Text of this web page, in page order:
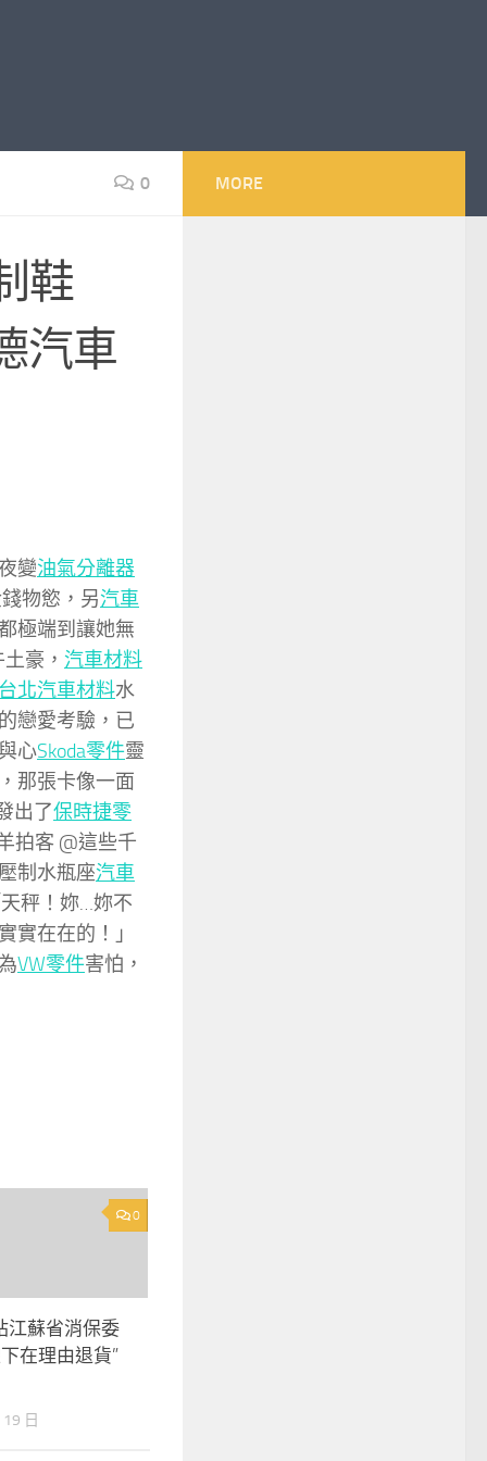
0
鞋
汽車
變油氣分離器
物慾，另汽車
極端到讓她無
豪， 汽車材料
台北汽車材料水
戀愛考驗，已
心Skoda零件靈
那張卡像一面
出了保時捷零
拍客 @這些千
制水瓶座汽車
秤！妳…妳不
實在在的！」
VW零件害怕，
0
江蘇省消保委
在理由退貨”
日
MORE